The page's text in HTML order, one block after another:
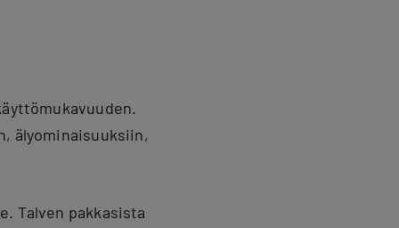
älyominaisuuksiin,
Talven pakkasista